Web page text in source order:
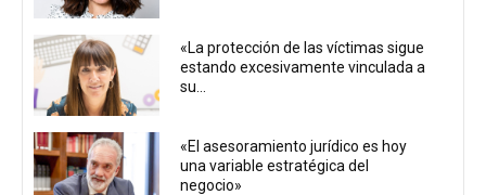
«La protección de las víctimas sigue
estando excesivamente vinculada a
su...
«El asesoramiento jurídico es hoy
una variable estratégica del
negocio»